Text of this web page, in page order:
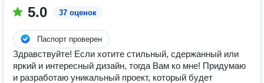
5.0 37 оценок
Паспорт проверен
Здравствуйте! Если хотите стильный, сдержанный или
яркий и интересный дизайн, тогда Вам ко мне! Придумаю
и разработаю уникальный проект, который будет